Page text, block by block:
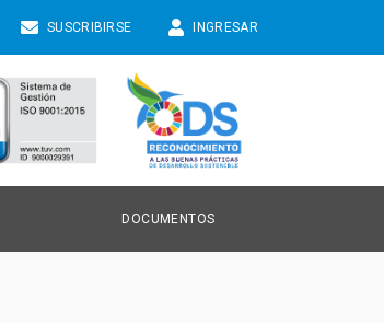
SUSCRIBIRSE INGRESAR
DOCUMENTOS